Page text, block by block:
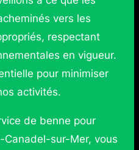
vers les
respectant
en vigueur.
pour minimiser
activités.
de benne pour
Canadel-sur-Mer, vous